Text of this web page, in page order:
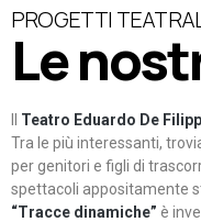
PROGETTI
Le
Teatro Eduardo De
Tra le più interessanti,
per genitori e figli di
spettacoli appositamente
“Tracce dinamiche” è